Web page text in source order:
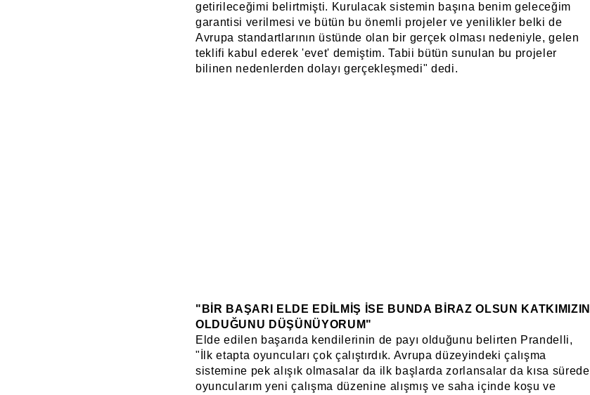
getirileceğimi belirtmişti. Kurulacak sistemin başına benim geleceğim
garantisi verilmesi ve bütün bu önemli projeler ve yenilikler belki de
Avrupa standartlarının üstünde olan bir gerçek olması nedeniyle, gelen
teklifi kabul ederek 'evet' demiştim. Tabii bütün sunulan bu projeler
bilinen nedenlerden dolayı gerçekleşmedi" dedi.
"BİR BAŞARI ELDE EDİLMİŞ İSE BUNDA BİRAZ OLSUN KATKIMIZIN
OLDUĞUNU DÜŞÜNÜYORUM"
Elde edilen başarıda kendilerinin de payı olduğunu belirten Prandelli,
"İlk etapta oyuncuları çok çalıştırdık. Avrupa düzeyindeki çalışma
sistemine pek alışık olmasalar da ilk başlarda zorlansalar da kısa sürede
oyuncularım yeni çalışma düzenine alışmış ve saha içinde koşu ve